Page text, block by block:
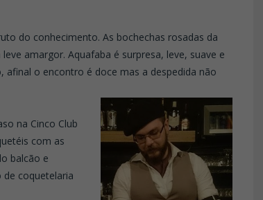
do conhecimento. As bochechas rosadas da
amargor. Aquafaba é surpresa, leve, suave e
afinal o encontro é doce mas a despedida não
na Cinco Club
com as
balcão e
coquetelaria